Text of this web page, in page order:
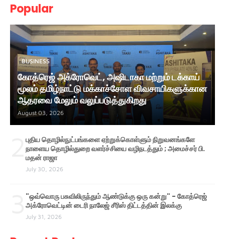
Popular
BUSINESS
கோத்ரெஜ் அக்ரோவெட், அஷிடாகா மற்றும் டக்காய்
மூலம் தமிழ்நாட்டு மக்காச்சோள விவசாயிகளுக்கான
ஆதரவை மேலும் வலுப்படுத்துகிறது
August 03, 2026
புதிய தொழில்நுட்பங்களை ஏற்றுக்கொள்ளும் நிறுவனங்களே
நாளைய தொழில்துறை வளர்ச்சியை வழிநடத்தும் ; அமைச்சர் பி.
மதன் ராஜா
July 30, 2026
"ஒவ்வொரு பசுவிலிருந்தும் ஆண்டுக்கு ஒரு கன்று" - கோத்ரெஜ்
அக்ரோவெட்டின் டைரி நாலேஜ் சீரிஸ் திட்டத்தின் இலக்கு
July 31, 2026